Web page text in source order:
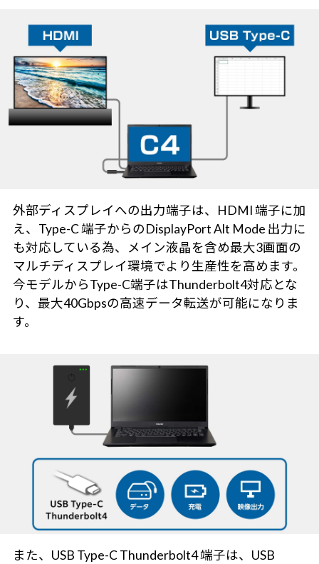
外部ディスプレイへの出力端子は、HDMI 端子に加
え、Type-C 端子からのDisplayPort Alt Mode 出力に
も対応している為、メイン液晶を含め最大3画面の
マルチディスプレイ環境でより生産性を高めます。
今モデルからType-C端子はThunderbolt4対応とな
り、最大40Gbpsの高速データ転送が可能になりま
す。
また、USB Type-C Thunderbolt4 端子は、USB